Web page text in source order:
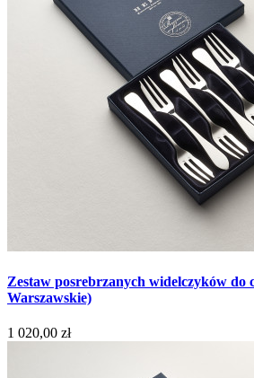
Zestaw posrebrzanych widelczyków do
Warszawskie)
1 020,00 zł